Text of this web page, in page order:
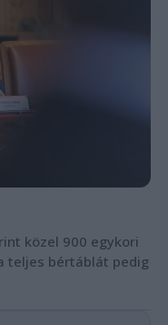
közel 900 egykori
teljes bértáblát pedig